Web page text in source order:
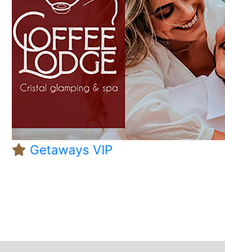
Getaways VIP